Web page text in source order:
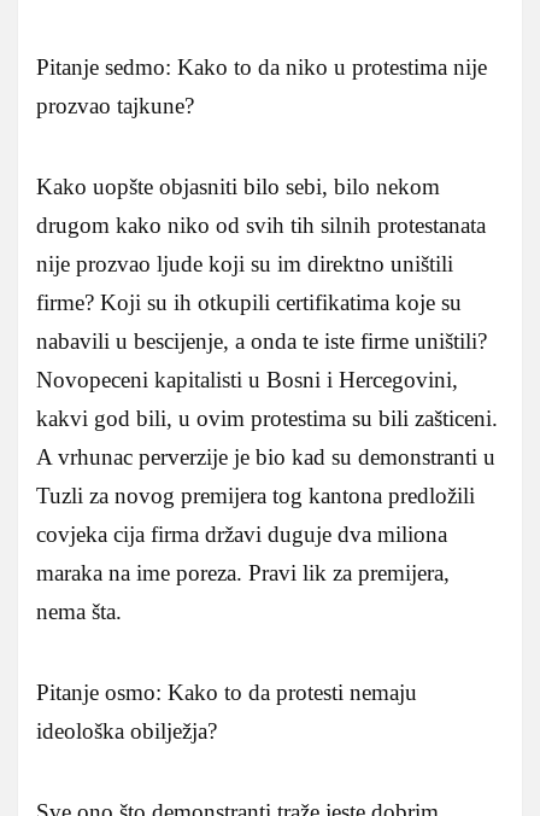
Pitanje sedmo: Kako to da niko u protestima nije
prozvao tajkune?
Kako uopšte objasniti bilo sebi, bilo nekom
drugom kako niko od svih tih silnih protestanata
nije prozvao ljude koji su im direktno uništili
firme? Koji su ih otkupili certifikatima koje su
nabavili u bescijenje, a onda te iste firme uništili?
Novopeceni kapitalisti u Bosni i Hercegovini,
kakvi god bili, u ovim protestima su bili zašticeni.
A vrhunac perverzije je bio kad su demonstranti u
Tuzli za novog premijera tog kantona predložili
covjeka cija firma državi duguje dva miliona
maraka na ime poreza. Pravi lik za premijera,
nema šta.
Pitanje osmo: Kako to da protesti nemaju
ideološka obilježja?